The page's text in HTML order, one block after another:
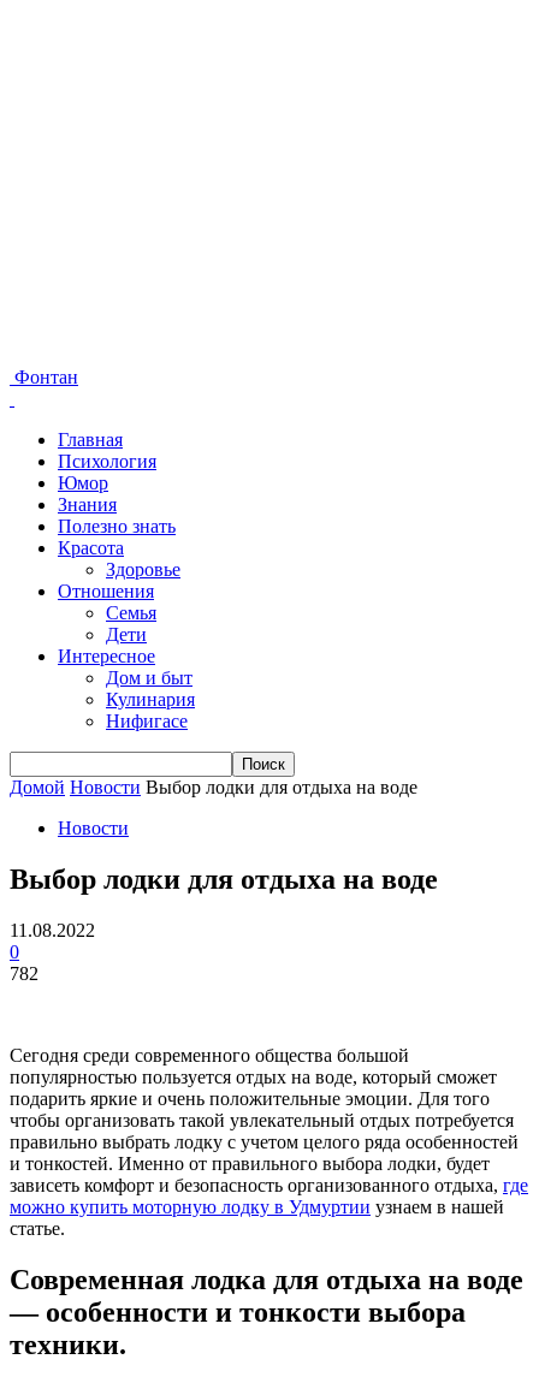
Фонтан
Главная
Психология
Юмор
Знания
Полезно знать
Красота
Здоровье
Отношения
Семья
Дети
Интересное
Дом и быт
Кулинария
Нифигасе
Домой Новости Выбор лодки для отдыха на воде
Новости
Выбор лодки для отдыха на воде
11.08.2022
0
782
Сегодня среди современного общества большой
популярностью пользуется отдых на воде, который сможет
подарить яркие и очень положительные эмоции. Для того
чтобы организовать такой увлекательный отдых потребуется
правильно выбрать лодку с учетом целого ряда особенностей
и тонкостей. Именно от правильного выбора лодки, будет
зависеть комфорт и безопасность организованного отдыха, где
можно купить моторную лодку в Удмуртии узнаем в нашей
статье.
Современная лодка для отдыха на воде
— особенности и тонкости выбора
техники.